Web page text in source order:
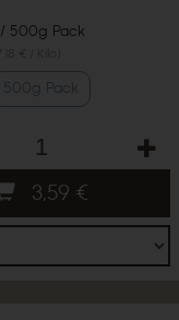
/ 500g Pack
500g Pack
3,59 €